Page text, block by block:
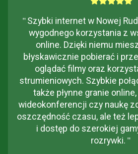
" Szybki internet w Nowej
wygodnego korzystania z
online. Dzięki niemu
błyskawicznie pobierać i
oglądać filmy oraz
strumieniowych. Szybkie
także płynne granie
wideokonferencji czy naukę
oszczędność czasu, ale też
i dostęp do szerokiej
rozrywki. "